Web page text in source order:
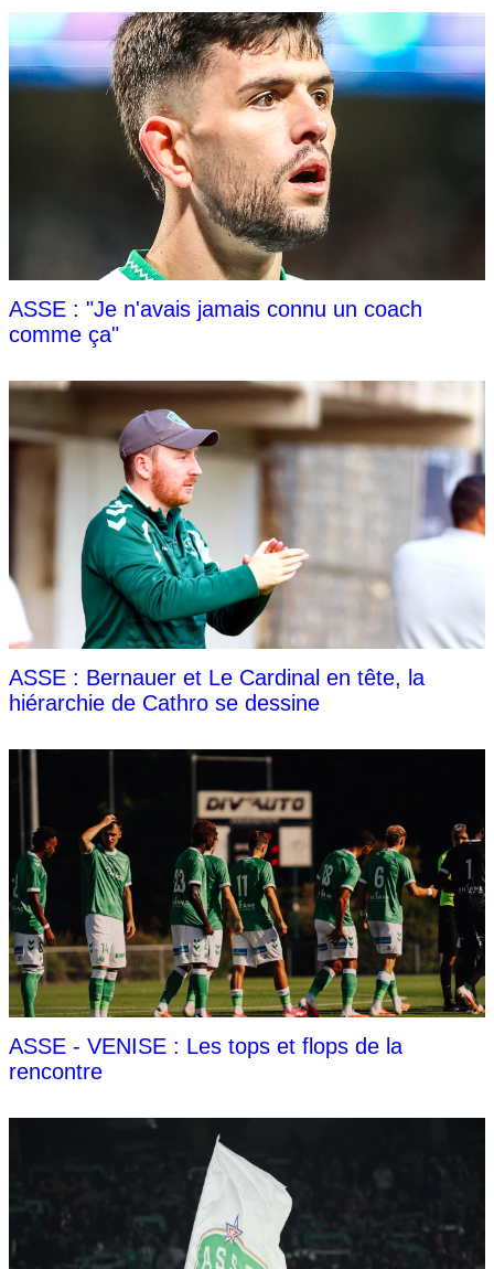
ASSE : "Je n'avais jamais connu un coach
comme ça"
ASSE : Bernauer et Le Cardinal en tête, la
hiérarchie de Cathro se dessine
ASSE - VENISE : Les tops et flops de la
rencontre